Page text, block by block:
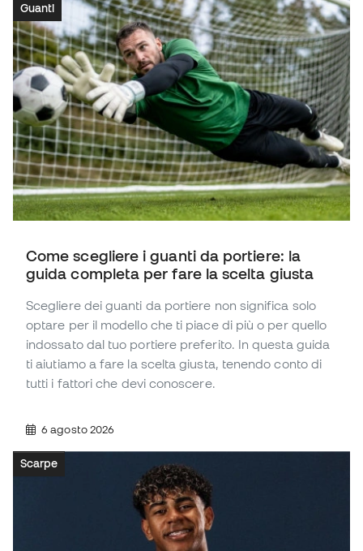
Guanti
Come scegliere i guanti da portiere: la
guida completa per fare la scelta giusta
Scegliere dei guanti da portiere non significa solo
optare per il modello che ti piace di più o per quello
indossato dal tuo portiere preferito. In questa guida
ti aiutiamo a fare la scelta giusta, tenendo conto di
tutti i fattori che devi conoscere.
6 agosto 2026
Scarpe